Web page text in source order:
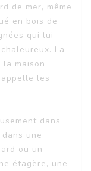
de mer, même
en bois de
qui lui
La
maison
les
dans
une
ou un
étagère, une